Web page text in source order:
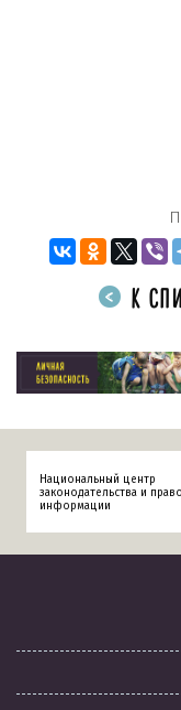
К
Национальный центр
законодательства и
информации